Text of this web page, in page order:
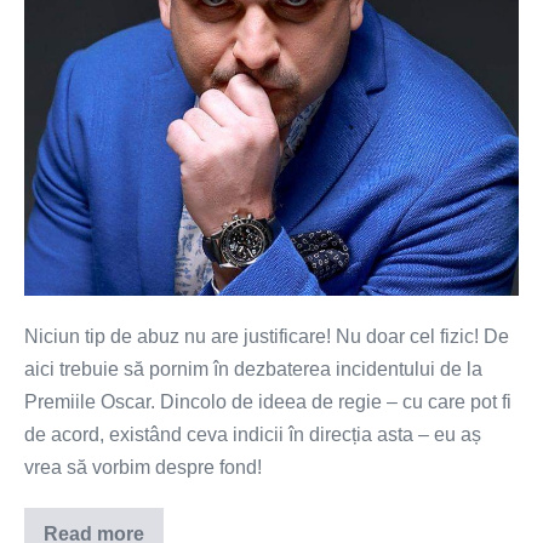
Niciun tip de abuz nu are justificare! Nu doar cel fizic! De
aici trebuie să pornim în dezbaterea incidentului de la
Premiile Oscar. Dincolo de ideea de regie – cu care pot fi
de acord, existând ceva indicii în direcția asta – eu aș
vrea să vorbim despre fond!
Read more